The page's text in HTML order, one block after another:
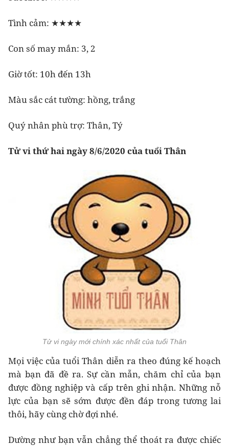
Tình cảm: ★★★★
Con số may mắn: 3, 2
Giờ tốt: 10h đến 13h
Màu sắc cát tường: hồng, trắng
Quý nhân phù trợ: Thân, Tý
Tử vi thứ hai ngày 8/6/2020 của tuổi Thân
Tử vi ngày mới chính xác nhất của tuổi Thân
Mọi việc của tuổi Thân diễn ra theo đúng kế hoạch
mà bạn đã đề ra. Sự cần mẫn, chăm chỉ của bạn
được đồng nghiệp và cấp trên ghi nhận. Những nỗ
lực của bạn sẽ sớm được đền đáp trong tương lai
thôi, hãy cùng chờ đợi nhé.
Dường như bạn vẫn chẳng thể thoát ra được chiếc